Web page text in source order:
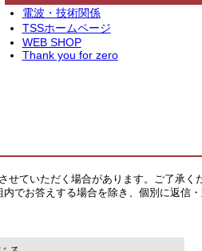
電波・技術関係
TSSホームページ
WEB SHOP
Thank you for zero
ていただく場合があります。ご了承く
でお答えする場合を除き、個別に返信